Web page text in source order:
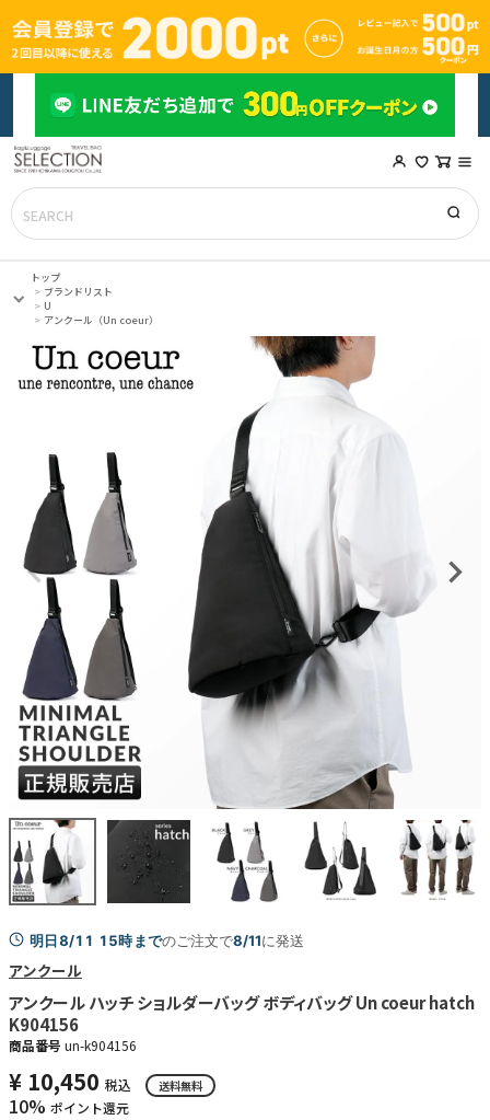
トップ
ブランドリスト
U
アンクール（Un coeur）
明日8/11 15時までのご注文で8/11に発送
アンクール
アンクール ハッチ ショルダーバッグ ボディバッグ Un coeur hatch
K904156
商品番号 un-k904156
¥ 10,450 税込 送料無料
10% ポイント還元